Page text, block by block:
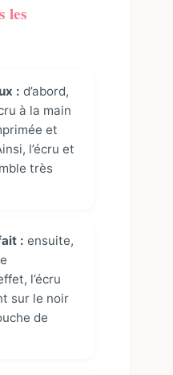
les
: d’abord,
à la main
et
l’écru et
très
: ensuite,
l’écru
sur le noir
de